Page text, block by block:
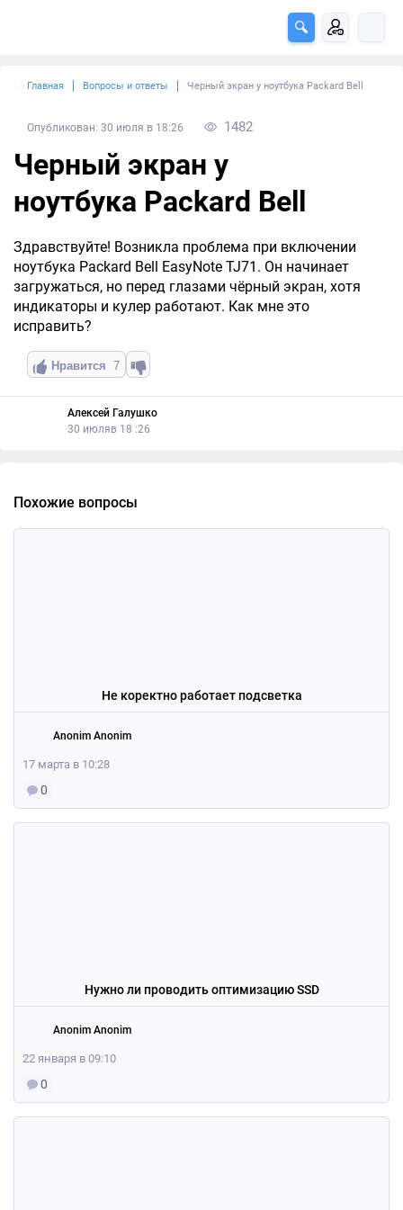
Главная Вопросы и ответы Черный экран у ноутбука Packard Bell
Опубликован: 30 июля в 18:26 1482
Черный экран у
ноутбука Packard Bell
Здравствуйте! Возникла проблема при включении
ноутбука Packard Bell EasyNote TJ71. Он начинает
загружаться, но перед глазами чёрный экран, хотя
индикаторы и кулер работают. Как мне это
исправить?
Нравится 7
Алексей Галушко
30 июляв 18 :26
Похожие вопросы
Не коректно работает подсветка
Anonim Anonim
17 марта в 10:28
0
Нужно ли проводить оптимизацию SSD
Anonim Anonim
22 января в 09:10
0